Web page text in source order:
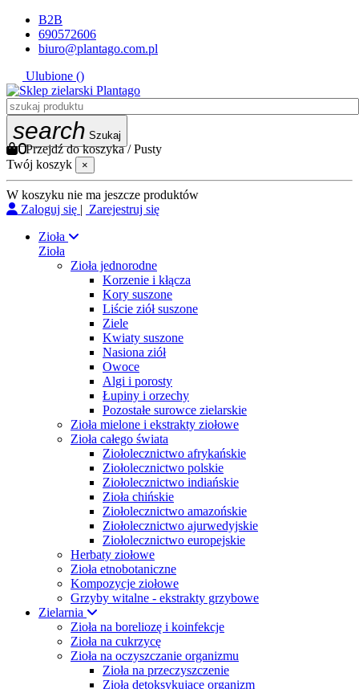
B2B
690572606
biuro@plantago.com.pl
Ulubione ()
search Szukaj
0Przejdź do koszyka /Pusty
Twój koszyk
×
W koszyku nie ma jeszcze produktów
Zaloguj się | Zarejestruj się
Zioła
Zioła
Zioła jednorodne
Korzenie i kłącza
Kory suszone
Liście ziół suszone
Ziele
Kwiaty suszone
Nasiona ziół
Owoce
Algi i porosty
Łupiny i orzechy
Pozostałe surowce zielarskie
Zioła mielone i ekstrakty ziołowe
Zioła całego świata
Ziołolecznictwo afrykańskie
Ziołolecznictwo polskie
Ziołolecznictwo indiańskie
Zioła chińskie
Ziołolecznictwo amazońskie
Ziołolecznictwo ajurwedyjskie
Ziołolecznictwo europejskie
Herbaty ziołowe
Zioła etnobotaniczne
Kompozycje ziołowe
Grzyby witalne - ekstrakty grzybowe
Zielarnia
Zioła na boreliozę i koinfekcje
Zioła na cukrzycę
Zioła na oczyszczanie organizmu
Zioła na przeczyszczenie
Zioła detoksykujące organizm